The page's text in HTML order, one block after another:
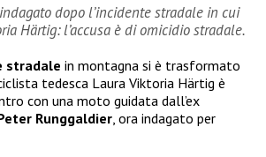
dopo l’incidente stradale in cui
Härtig: l’accusa è di omicidio stradale.
stradale in montagna si è trasformato
tedesca Laura Viktoria Härtig è
con una moto guidata dall’ex
Runggaldier, ora indagato per